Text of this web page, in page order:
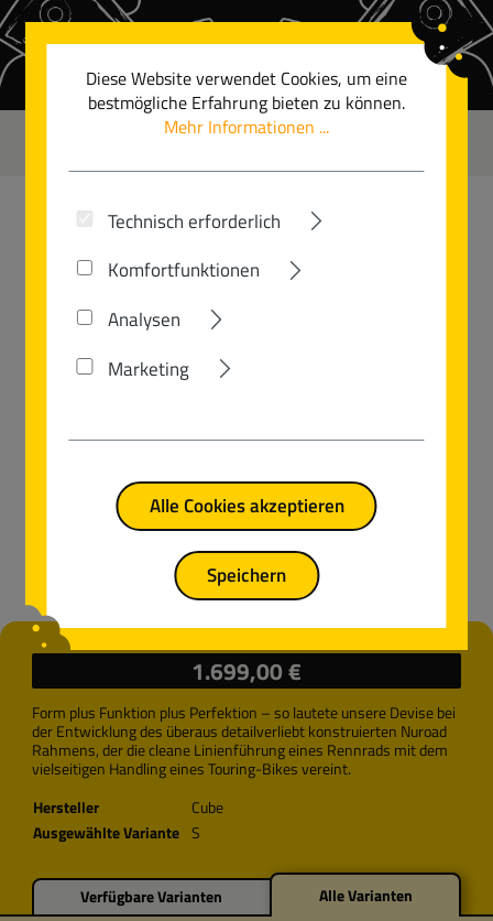
Zum Hauptinhalt springen
NUROAD SLX
Bildergalerie überspringen
1.699,00 €
Form plus Funktion plus Perfektion – so lautete unsere Devise bei
der Entwicklung des überaus detailverliebt konstruierten Nuroad
Rahmens, der die cleane Linienführung eines Rennrads mit dem
vielseitigen Handling eines Touring-Bikes vereint.
Hersteller
Cube
Ausgewählte Variante S
Verfügbare Varianten Alle Varianten
Diese Website verwendet Cookies, um eine
bestmögliche Erfahrung bieten zu können.
Mehr Informationen ...
Technisch erforderlich
Komfortfunktionen
Analysen
Marketing
Alle Cookies akzeptieren
Speichern